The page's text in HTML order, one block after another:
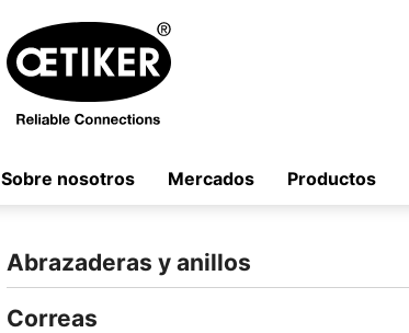
Sobre nosotros Mercados Productos
Abrazaderas y anillos
Correas